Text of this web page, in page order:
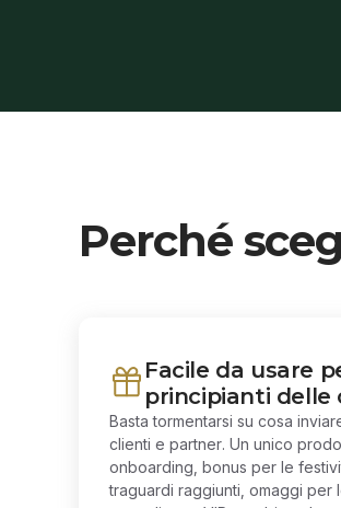
Perché
Facile da usare
principianti delle
Basta tormentarsi su cosa
clienti e partner. Un unico
onboarding, bonus per le
traguardi raggiunti, omaggi per